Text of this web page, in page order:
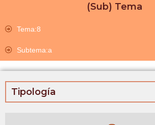
(Sub) Tema
Tema:8
Subtema:a
Tipología